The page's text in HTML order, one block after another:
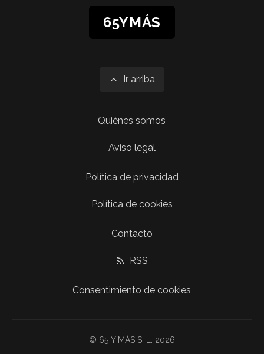
65YMÁS
Ir arriba
Quiénes somos
Aviso legal
Política de privacidad
Política de cookies
Contacto
RSS
Consentimiento de cookies
© 65 Y MÁS S. L. 2026